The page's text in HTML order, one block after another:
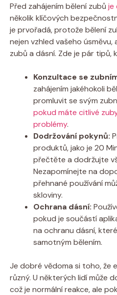
Před zahájením bělení zubů je
několik klíčových
je prvořadá, protože bělení
nejen vzhled vašeho úsměvu,
zubů a dásní. Zde je pár tipů,
Konzultace se
zahájením jakéhokoli
promluvit se svým
pokud máte citlivé
problémy.
Dodržování pokynů:
produktů, jako je 20
přečtěte a dodržujte
Nezapomínejte na
přehnané používání
skloviny.
Ochrana dásní:
pokud je součástí
na ochranu dásní,
samotným bělením.
Je dobré vědoma si toho, že
různý. U některých lidí může
což je normální reakce, ale